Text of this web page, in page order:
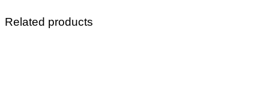
Related products